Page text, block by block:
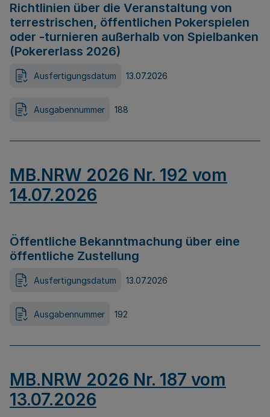
Richtlinien über die Veranstaltung von
terrestrischen, öffentlichen Pokerspielen
oder -turnieren außerhalb von Spielbanken
(Pokererlass 2026)
Ausfertigungsdatum 13.07.2026
Ausgabennummer 188
MB.NRW 2026 Nr. 192 vom
14.07.2026
Öffentliche Bekanntmachung über eine
öffentliche Zustellung
Ausfertigungsdatum 13.07.2026
Ausgabennummer 192
MB.NRW 2026 Nr. 187 vom
13.07.2026